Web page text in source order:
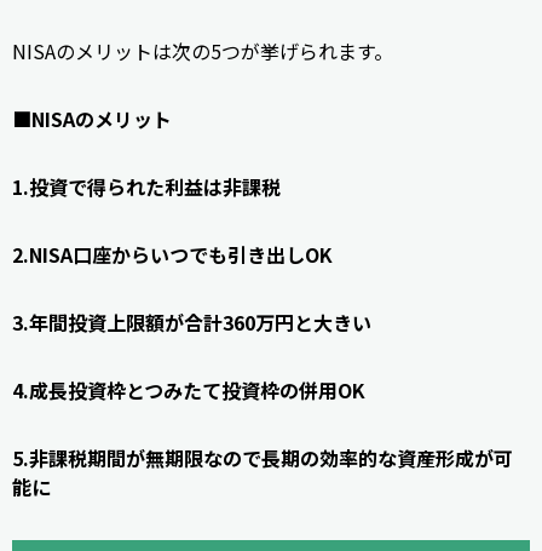
NISAのメリットは次の5つが挙げられます。
■NISAのメリット
1.投資で得られた利益は非課税
2.NISA口座からいつでも引き出しOK
3.年間投資上限額が合計360万円と大きい
4.成長投資枠とつみたて投資枠の併用OK
5.非課税期間が無期限なので長期の効率的な資産形成が可
能に